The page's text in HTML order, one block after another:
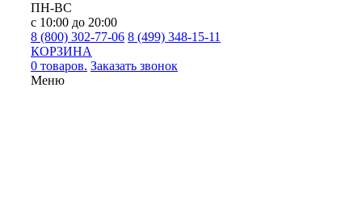
ПН-ВС
с 10:00 до 20:00
8 (800) 302-77-06 8 (499) 348-15-11
КОРЗИНА
0 товаров. Заказать звонок
Меню